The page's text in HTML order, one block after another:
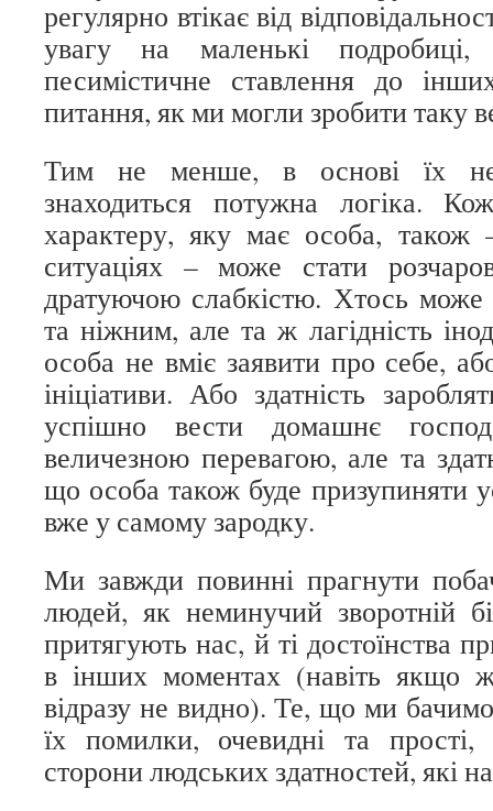
регулярно втікає від
увагу на маленькі
песимістичне ставлення до
питання, як ми могли зробити таку
Тим не менше, в основі їх
знаходиться потужна логіка.
характеру, яку має особа,
ситуаціях – може стати
дратуючою слабкістю. Хтось
та ніжним, але та ж лагідність
особа не вміє заявити про себе,
ініціативи. Або здатність
успішно вести домашнє
величезною перевагою, але та
що особа також буде призупиняти
вже у самому зародку.
Ми завжди повинні прагнути
людей, як неминучий зворотній
притягують нас, й ті достоїнства
в інших моментах (навіть якщо
відразу не видно). Те, що ми
їх помилки, очевидні та прості,
сторони людських здатностей, які